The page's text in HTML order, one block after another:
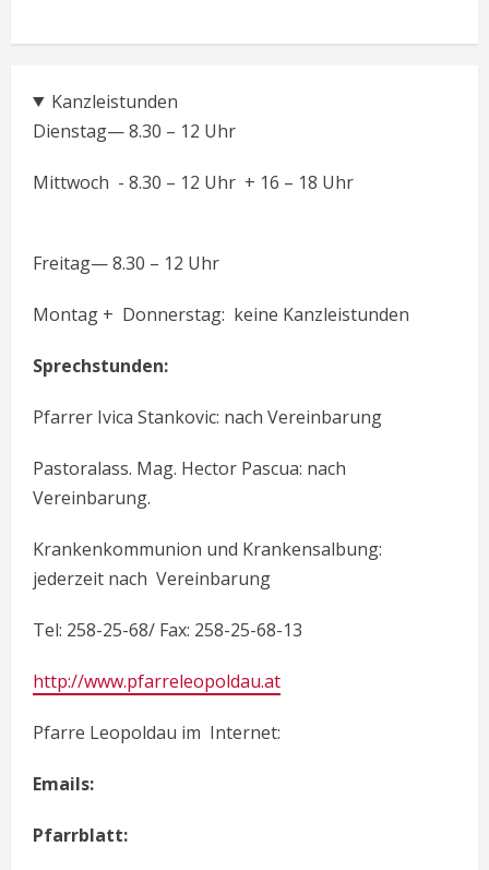
Kanzleistunden
Dienstag— 8.30 – 12 Uhr
Mittwoch - 8.30 – 12 Uhr + 16 – 18 Uhr
Freitag— 8.30 – 12 Uhr
Montag + Donnerstag: keine Kanzleistunden
Sprechstunden:
Pfarrer Ivica Stankovic: nach Vereinbarung
Pastoralass. Mag. Hector Pascua: nach
Vereinbarung.
Krankenkommunion und Krankensalbung:
jederzeit nach Vereinbarung
Tel: 258-25-68/ Fax: 258-25-68-13
http://www.pfarreleopoldau.at
Pfarre Leopoldau im Internet:
Emails:
Pfarrblatt: